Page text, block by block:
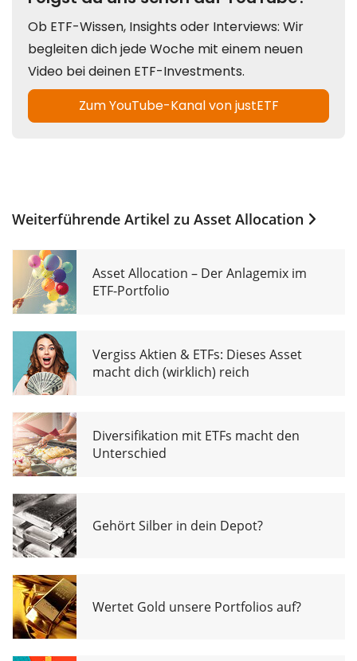
Weiterführende Artikel zu Asset Allocation
Asset Allocation – Der Anlagemix im
ETF-Portfolio
Vergiss Aktien & ETFs: Dieses Asset
macht dich (wirklich) reich
Diversifikation mit ETFs macht den
Unterschied
Gehört Silber in dein Depot?
Wertet Gold unsere Portfolios auf?